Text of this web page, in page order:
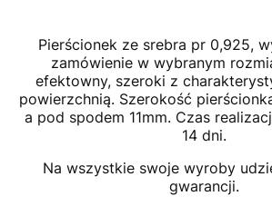
Pierścionek ze srebra pr 0,925,
zamówienie w wybranym
efektowny, szeroki z
powierzchnią. Szerokość
a pod spodem 11mm. Czas
14 dni.
Na wszystkie swoje wyroby
gwarancji.